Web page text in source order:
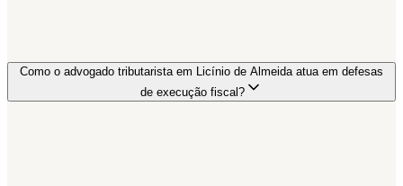
Como o advogado tributarista em Licínio de Almeida atua em defesas
de execução fiscal?